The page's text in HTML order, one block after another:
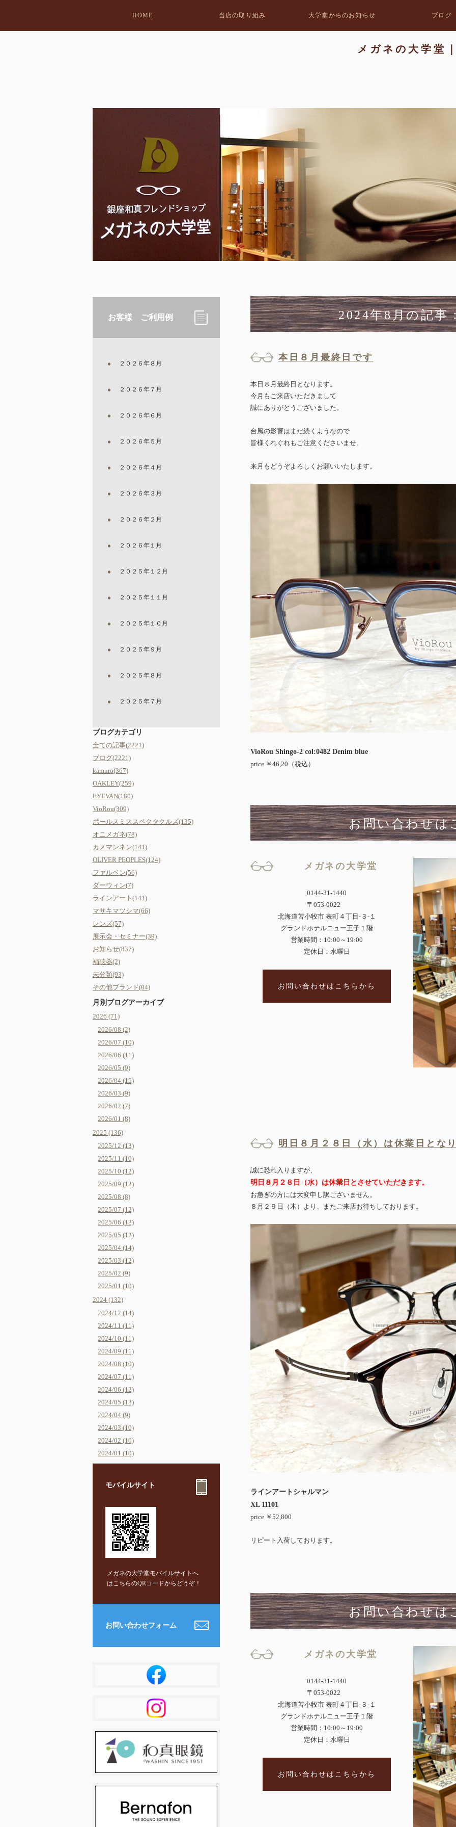
メガネの大学堂
HOME 当店の取り組み 大学堂からのお知らせ ブログ
2024年8月の記事
本日８月最終日です
本日８月最終日となります。
今月もご来店いただきまして
誠にありがとうございました。
台風の影響はまだ続くようなので
皆様くれぐれもご注意くださいませ。
来月もどうぞよろしくお願いいたします。
VioRou Shingo-2 col:0482 Denim blue
price ￥46,20（税込）
お問い合わせは
メガネの大学堂
0144-31-1440
〒053-0022
北海道苫小牧市 表町４丁目-３-１
グランドホテルニュー王子１階
営業時間：10:00～19:00
定休日：水曜日
お問い合わせはこちらから
明日８月２８日（水）は休業日とな
誠に恐れ入りますが、
明日８月２８日（水）は休業日とさせていただきます。
お急ぎの方には大変申し訳ございません。
８月２９日（木）より、またご来店お待ちしております。
ラインアートシャルマン
XL 11101
price ￥52,800
リピート入荷しております。
お問い合わせは
メガネの大学堂
0144-31-1440
〒053-0022
北海道苫小牧市 表町４丁目-３-１
グランドホテルニュー王子１階
営業時間：10:00～19:00
定休日：水曜日
お問い合わせはこちらから
お客様 ご利用例
２０２６年８月
２０２６年７月
２０２６年６月
２０２６年５月
２０２６年４月
２０２６年３月
２０２６年２月
２０２６年１月
２０２５年１２月
２０２５年１１月
２０２５年１０月
２０２５年９月
２０２５年８月
２０２５年７月
ブログカテゴリ
全ての記事(2221)
ブログ(2221)
kamuro(367)
OAKLEY(259)
EYEVAN(180)
VioRou(309)
ポールスミススペクタクルズ(135)
オニメガネ(78)
カメマンネン(141)
OLIVER PEOPLES(124)
ファルベン(56)
ダーウィン(7)
ラインアート(141)
マサキマツシマ(66)
レンズ(57)
展示会・セミナー(39)
お知らせ(837)
補聴器(2)
未分類(93)
その他ブランド(84)
月別ブログアーカイブ
2026 (71)
2026/08 (2)
2026/07 (10)
2026/06 (11)
2026/05 (9)
2026/04 (15)
2026/03 (9)
2026/02 (7)
2026/01 (8)
2025 (136)
2025/12 (13)
2025/11 (10)
2025/10 (12)
2025/09 (12)
2025/08 (8)
2025/07 (12)
2025/06 (12)
2025/05 (12)
2025/04 (14)
2025/03 (12)
2025/02 (9)
2025/01 (10)
2024 (132)
2024/12 (14)
2024/11 (11)
2024/10 (11)
2024/09 (11)
2024/08 (10)
2024/07 (11)
2024/06 (12)
2024/05 (13)
2024/04 (9)
2024/03 (10)
2024/02 (10)
2024/01 (10)
モバイルサイト
メガネの大学堂モバイルサイトへ
はこちらのQRコードからどうぞ！
お問い合わせフォーム